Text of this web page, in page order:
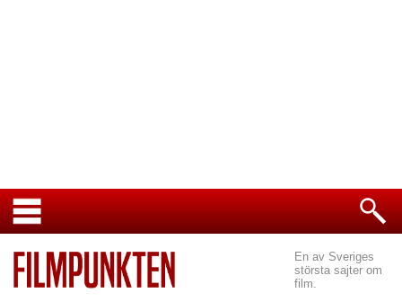
En av Sveriges
största sajter om
film.